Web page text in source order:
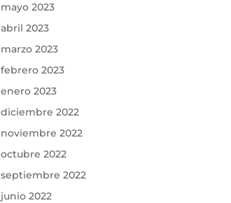
mayo 2023
abril 2023
marzo 2023
febrero 2023
enero 2023
diciembre 2022
noviembre 2022
octubre 2022
septiembre 2022
junio 2022